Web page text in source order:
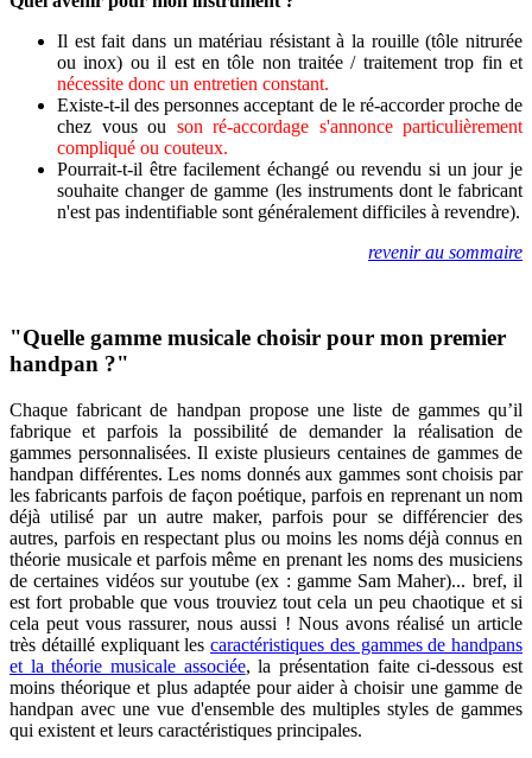
Il est fait dans un matériau résistant à la rouille (tôle nitrurée
ou inox) ou il est en tôle non traitée / traitement trop fin et
nécessite donc un entretien constant.
Existe-t-il des personnes acceptant de le ré-accorder proche de
chez vous ou son ré-accordage s'annonce particulièrement
compliqué ou couteux.
Pourrait-t-il être facilement échangé ou revendu si un jour je
souhaite changer de gamme (les instruments dont le fabricant
n'est pas indentifiable sont généralement difficiles à revendre).
revenir au sommaire
"Quelle gamme musicale choisir pour mon premier
handpan ?"
Chaque fabricant de handpan propose une liste de gammes qu’il
fabrique et parfois la possibilité de demander la réalisation de
gammes personnalisées. Il existe plusieurs centaines de gammes de
handpan différentes. Les noms donnés aux gammes sont choisis par
les fabricants parfois de façon poétique, parfois en reprenant un nom
déjà utilisé par un autre maker, parfois pour se différencier des
autres, parfois en respectant plus ou moins les noms déjà connus en
théorie musicale et parfois même en prenant les noms des musiciens
de certaines vidéos sur youtube (ex : gamme Sam Maher)... bref, il
est fort probable que vous trouviez tout cela un peu chaotique et si
cela peut vous rassurer, nous aussi ! Nous avons réalisé un article
très détaillé expliquant les caractéristiques des gammes de handpans
et la théorie musicale associée, la présentation faite ci-dessous est
moins théorique et plus adaptée pour aider à choisir une gamme de
handpan avec une vue d'ensemble des multiples styles de gammes
qui existent et leurs caractéristiques principales.